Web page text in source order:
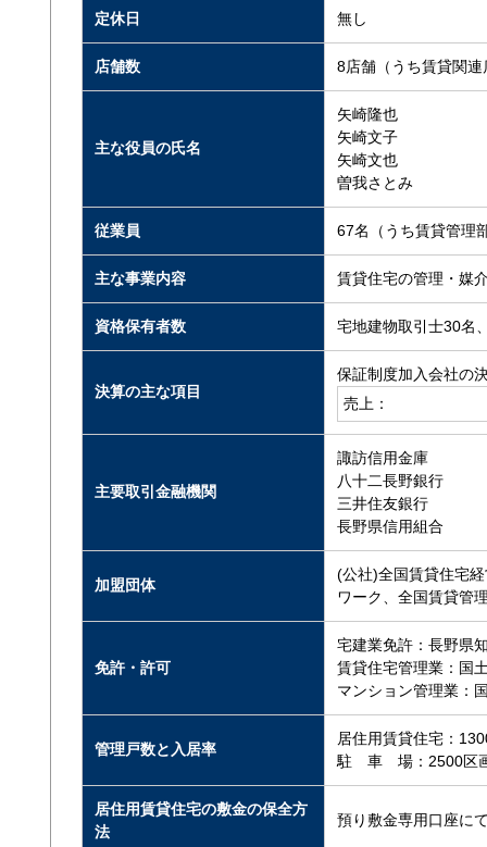
定休日 無し
店舗数 8店舗（うち賃貸関
主な役員の氏名
矢崎隆也
矢崎文子
矢崎文也
曽我さとみ
従業員 67名（うち賃貸管理
主な事業内容 賃貸住宅の管理・媒
資格保有者数 宅地建物取引士30名
決算の主な項目
保証制度加入会社の
売上：
主要取引金融機関
諏訪信用金庫
八十二長野銀行
三井住友銀行
長野県信用組合
加盟団体
(公社)全国賃貸住宅
ワーク、全国賃貸管
免許・許可
宅建業免許：長野県
賃貸住宅管理業：国
マンション管理業：
管理戸数と入居率
居住用賃貸住宅：
駐 車 場：2500区
居住用賃貸住宅の敷金の保全方
法
預り敷金専用口座に